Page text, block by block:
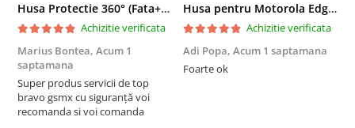
Husa Protectie 360° (Fata+Spate) compatibila Samsung Galaxy A55 5G, Transparanta, Protectie Completa
Achizitie verificata
Marius Bontea, Acum 1
saptamana
Super produs servicii de top
bravo gsmx cu siguranță voi
recomanda si voi comanda
Husa pentru Motorola Edge 60 Fusion din sIlicon catifelat cu interior din microfibra si protectie la camere - Negru
Achizitie verificata
Adi Popa, Acum 1 saptamana
Foarte ok